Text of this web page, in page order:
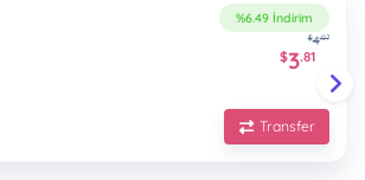
%6.49 İndirim
$4.07
$3.81
Transfer